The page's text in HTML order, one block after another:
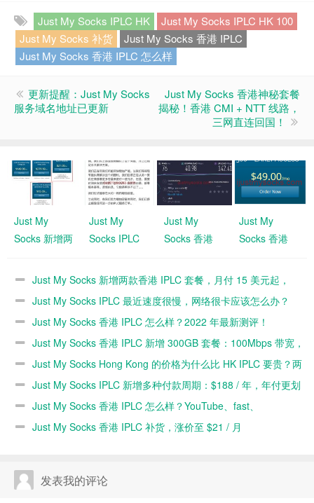
Just My Socks IPLC HK
Just My Socks IPLC HK 100
Just My Socks 补货
Just My Socks 香港 IPLC
Just My Socks 香港 IPLC 怎么样
更新提醒：Just My Socks
服务域名地址已更新
Just My Socks 香港神秘套餐
揭秘！香港 CMI + NTT 线路，
三网直连回国！
Just My
Socks 新增两
套餐，月付
15 美元起，
EARLY
ACCESS 抢
先体验中
Just My
Socks IPLC
慢，网络很卡
Just My
Socks 香港
样？2022 年
Just My
Socks 香港
300GB 套
带宽，三网
IPLC，月付
49 美元
Just My Socks 新增两款香港 IPLC 套餐，月付 15 美元起，
EARLY ACCESS 抢先体验中
Just My Socks IPLC 最近速度很慢，网络很卡应该怎么办？
Just My Socks 香港 IPLC 怎么样？2022 年最新测评！
Just My Socks 香港 IPLC 新增 300GB 套餐：100Mbps 带宽，
三网 IPLC，月付 49 美元
Just My Socks Hong Kong 的价格为什么比 HK IPLC 要贵？两
个香港套餐的区别是什么？怎么选择？
Just My Socks IPLC 新增多种付款周期：$188 / 年，年付更划
算 Just My Socks 香港 IPLC 怎么样？YouTube、fast、
speedtest、延迟全方面评测
Just My Socks 香港 IPLC 补货，涨价至 $21 / 月
发表我的评论